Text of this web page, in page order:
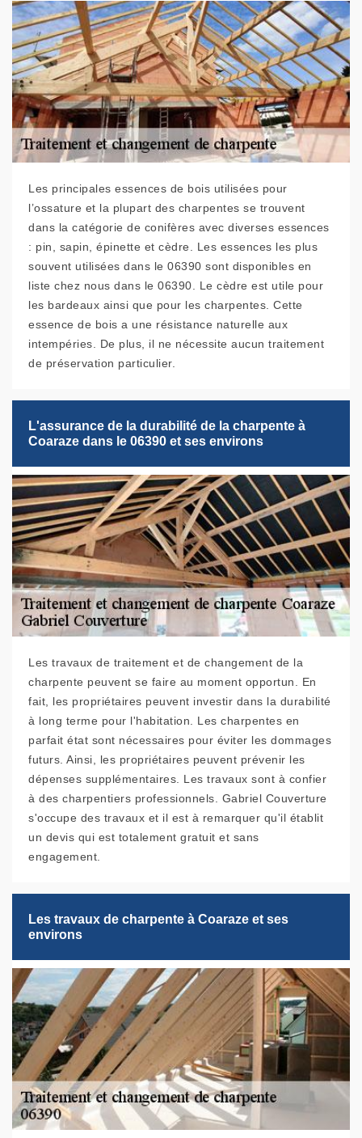
Les principales essences de bois utilisées pour
l’ossature et la plupart des charpentes se trouvent
dans la catégorie de conifères avec diverses essences
: pin, sapin, épinette et cèdre. Les essences les plus
souvent utilisées dans le 06390 sont disponibles en
liste chez nous dans le 06390. Le cèdre est utile pour
les bardeaux ainsi que pour les charpentes. Cette
essence de bois a une résistance naturelle aux
intempéries. De plus, il ne nécessite aucun traitement
de préservation particulier.
L'assurance de la durabilité de la charpente à
Coaraze dans le 06390 et ses environs
Les travaux de traitement et de changement de la
charpente peuvent se faire au moment opportun. En
fait, les propriétaires peuvent investir dans la durabilité
à long terme pour l'habitation. Les charpentes en
parfait état sont nécessaires pour éviter les dommages
futurs. Ainsi, les propriétaires peuvent prévenir les
dépenses supplémentaires. Les travaux sont à confier
à des charpentiers professionnels. Gabriel Couverture
s'occupe des travaux et il est à remarquer qu'il établit
un devis qui est totalement gratuit et sans
engagement.
Les travaux de charpente à Coaraze et ses
environs